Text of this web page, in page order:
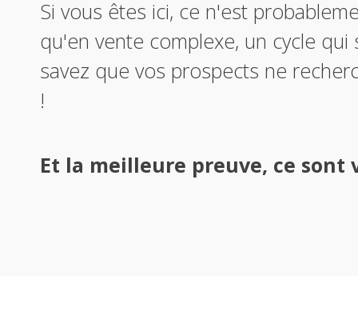
Si vous êtes ici, ce n'est
qu'en vente complexe, un cycle
savez que vos prospects ne
!
Et la meilleure preuve, ce sont